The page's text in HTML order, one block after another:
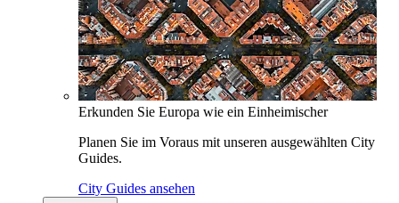
Erkunden Sie Europa wie ein Einheimischer
Planen Sie im Voraus mit unseren ausgewählten City
Guides.
City Guides ansehen